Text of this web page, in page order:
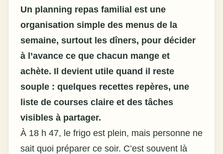
Un planning repas familial est une
organisation simple des menus de la
semaine, surtout les dîners, pour décider
à l’avance ce que chacun mange et
achète. Il devient utile quand il reste
souple : quelques recettes repères, une
liste de courses claire et des tâches
visibles à partager.
À 18 h 47, le frigo est plein, mais personne ne
sait quoi préparer ce soir. C’est souvent là